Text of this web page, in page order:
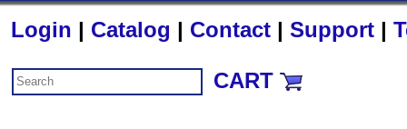
Login | Catalog | Contact | Support |
CART